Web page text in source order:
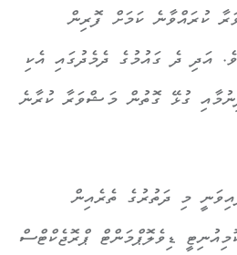
ކުރައްވާނެ ކަމަށް ފޮރިން
އަދި ދެ ގައުމުގެ ދެމެދުގައި އެކި
ގުޅޭ ގޮތުން މަޝްވަރާ ކުރާނެ
މި ދަތުރުގެ ތެރެއިން
ޑިވެލޮޕްމަންޓް ޕްރޮޖެކްޓްސް